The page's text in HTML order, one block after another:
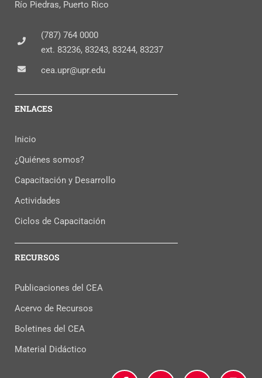
Río Piedras, Puerto Rico
(787) 764 0000
ext. 83236, 83243, 83244, 83237
cea.upr@upr.edu
ENLACES
Inicio
¿Quiénes somos?
Capacitación y Desarrollo
Actividades
Ciclos de Capacitación
RECURSOS
Publicaciones del CEA
Acervo de Recursos
Boletines del CEA
Material Didáctico